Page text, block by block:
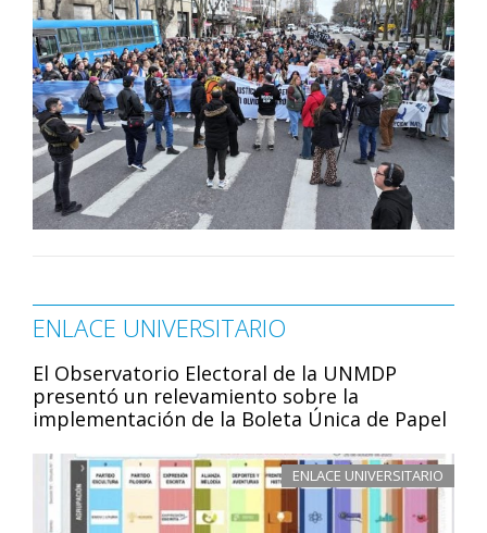
ENLACE UNIVERSITARIO
El Observatorio Electoral de la UNMDP
presentó un relevamiento sobre la
implementación de la Boleta Única de Papel
ENLACE UNIVERSITARIO